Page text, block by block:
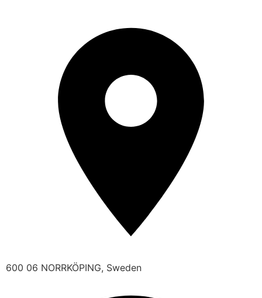
600 06 NORRKÖPING, Sweden